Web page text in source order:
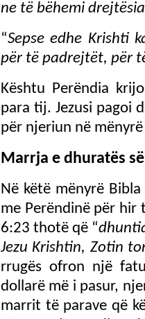
ne të bëhemi
“Sepse edhe Krishti
për të padrejtët, për
Kështu Perëndia
para tij. Jezusi pagoi
për njeriun në
Marrja e dhuratës
Në këtë mënyrë
me Perëndinë për hir
6:23 thotë që “
Jezu Krishtin, Zotin
rrugës ofron një
dollarë më i pasur,
marrit të parave që